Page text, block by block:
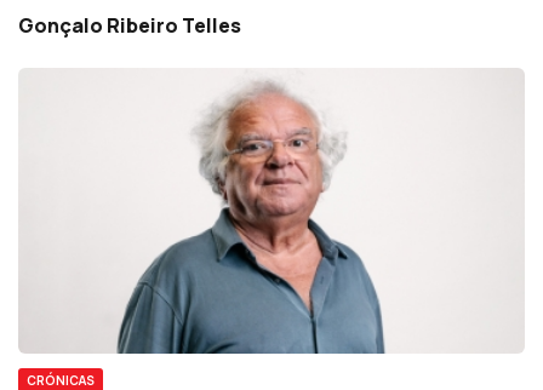
Gonçalo Ribeiro Telles
CRÓNICAS